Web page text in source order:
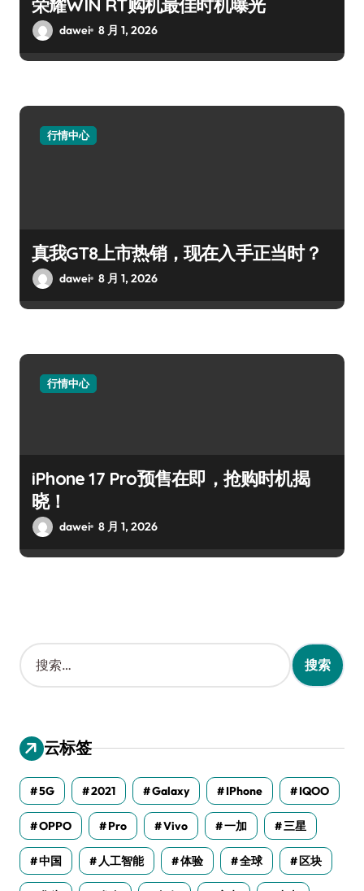
荣耀WIN RT购机最佳时机曝光
dawei 8 月 1, 2026
行情中心
真我GT8上市热销，现在入手正当时？
dawei 8 月 1, 2026
行情中心
iPhone 17 Pro预售在即，抢购时机揭
晓！
dawei 8 月 1, 2026
搜
索
：
云标签
5G 2021 Galaxy IPhone IQOO
OPPO Pro Vivo 一加 三星
中国 人工智能 体验 全球 区块